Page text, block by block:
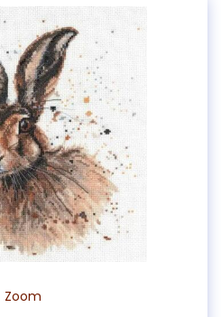
Zoom